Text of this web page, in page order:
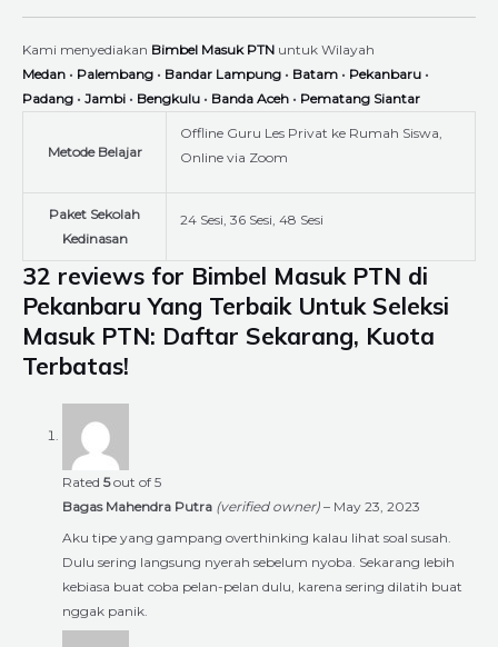
Kami menyediakan Bimbel Masuk PTN untuk Wilayah
Medan • Palembang • Bandar Lampung • Batam • Pekanbaru •
Padang • Jambi • Bengkulu • Banda Aceh • Pematang Siantar
Metode Belajar
Offline Guru Les Privat ke Rumah Siswa,
Online via Zoom
Paket Sekolah
Kedinasan
24 Sesi, 36 Sesi, 48 Sesi
32 reviews for Bimbel Masuk PTN di
Pekanbaru Yang Terbaik Untuk Seleksi
Masuk PTN: Daftar Sekarang, Kuota
Terbatas!
Rated 5out of 5
Bagas Mahendra Putra (verified owner) – May 23, 2023
Aku tipe yang gampang overthinking kalau lihat soal susah.
Dulu sering langsung nyerah sebelum nyoba. Sekarang lebih
kebiasa buat coba pelan-pelan dulu, karena sering dilatih buat
nggak panik.